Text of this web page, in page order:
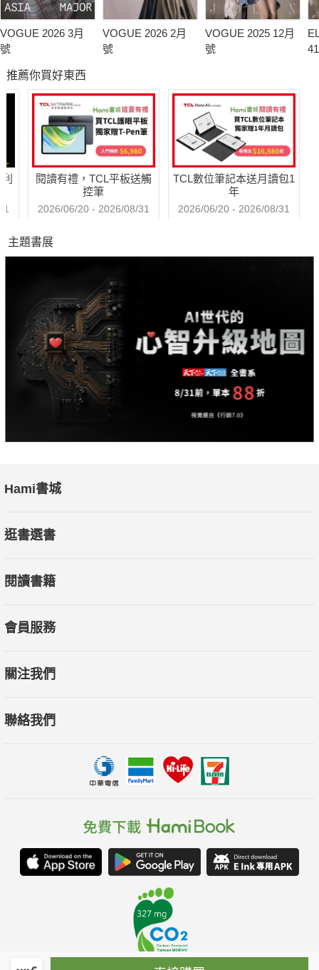
VOGUE 2026 3月
號
VOGUE 2026 2月
號
VOGUE 2025 12月
號
推薦你買好東西
閱讀有禮，TCL平板送觸
控筆
2026/06/20 - 2026/08/31
TCL數位筆記本送月讀包1
年
2026/06/20 - 2026/08/31
主題書展
Hami書城
逛書選書
閱讀書籍
會員服務
關注我們
聯絡我們